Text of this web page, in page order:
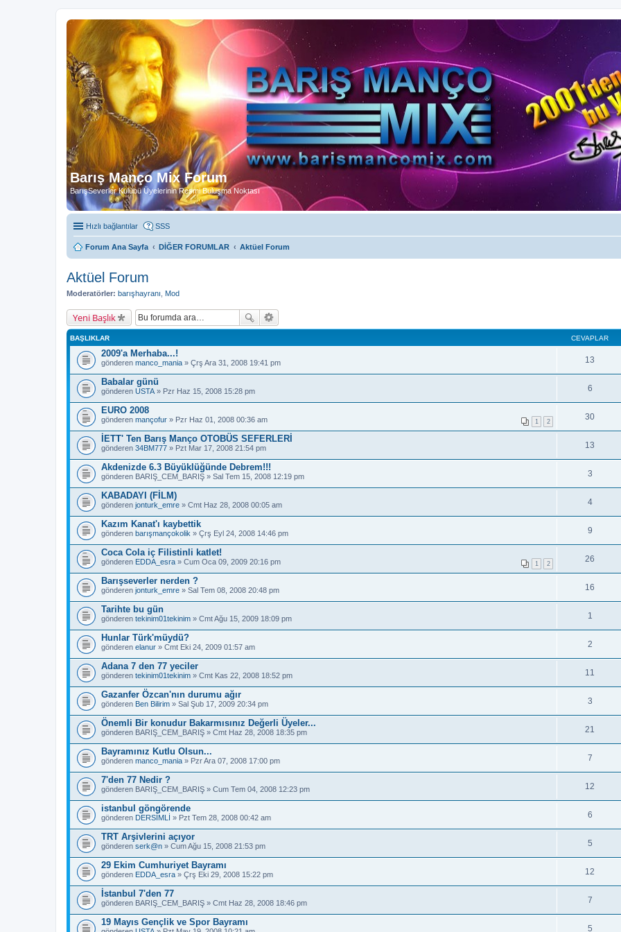
Barış Manço Mix Forum
BarışSeverler Kulübü Üyelerinin Resmi Buluşma Noktası
Hızlı bağlantılar SSS
Forum Ana Sayfa DİĞER FORUMLAR Aktüel Forum
Aktüel Forum
Moderatörler: barışhayranı Mod
Yeni Başlık
BAŞLIKLAR CEVAPLAR
2009'a Merhaba...!
gönderen manco_mania » Çrş Ara 31, 2008 19:41 pm 13
Babalar günü
gönderen USTA » Pzr Haz 15, 2008 15:28 pm 6
EURO 2008
1 2
gönderen mançofur » Pzr Haz 01, 2008 00:36 am 30
İETT' Ten Barış Manço OTOBÜS SEFERLERİ
gönderen 34BM777 » Pzt Mar 17, 2008 21:54 pm 13
Akdenizde 6.3 Büyüklüğünde Debrem!!!
gönderen BARIŞ_CEM_BARIŞ » Sal Tem 15, 2008 12:19 pm 3
KABADAYI (FİLM)
gönderen jonturk_emre » Cmt Haz 28, 2008 00:05 am 4
Kazım Kanat'ı kaybettik
gönderen barışmançokolik » Çrş Eyl 24, 2008 14:46 pm 9
Coca Cola iç Filistinli katlet!
1 2
gönderen EDDA_esra » Cum Oca 09, 2009 20:16 pm 26
Barışseverler nerden ?
gönderen jonturk_emre » Sal Tem 08, 2008 20:48 pm 16
Tarihte bu gün
gönderen tekinim01tekinim » Cmt Ağu 15, 2009 18:09 pm 1
Hunlar Türk'müydü?
gönderen elanur » Cmt Eki 24, 2009 01:57 am 2
Adana 7 den 77 yeciler
gönderen tekinim01tekinim » Cmt Kas 22, 2008 18:52 pm 11
Gazanfer Özcan'nın durumu ağır
gönderen Ben Bilirim » Sal Şub 17, 2009 20:34 pm 3
Önemli Bir konudur Bakarmısınız Değerli Üyeler...
gönderen BARIŞ_CEM_BARIŞ » Cmt Haz 28, 2008 18:35 pm 21
Bayramınız Kutlu Olsun...
gönderen manco_mania » Pzr Ara 07, 2008 17:00 pm 7
7'den 77 Nedir ?
gönderen BARIŞ_CEM_BARIŞ » Cum Tem 04, 2008 12:23 pm 12
istanbul göngörende
gönderen DERSİMLİ » Pzt Tem 28, 2008 00:42 am 6
TRT Arşivlerini açıyor
gönderen serk@n » Cum Ağu 15, 2008 21:53 pm 5
29 Ekim Cumhuriyet Bayramı
gönderen EDDA_esra » Çrş Eki 29, 2008 15:22 pm 12
İstanbul 7'den 77
gönderen BARIŞ_CEM_BARIŞ » Cmt Haz 28, 2008 18:46 pm 7
19 Mayıs Gençlik ve Spor Bayramı
5